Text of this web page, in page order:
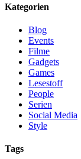
Kategorien
Blog
Events
Filme
Gadgets
Games
Lesestoff
People
Serien
Social Media
Style
Tags